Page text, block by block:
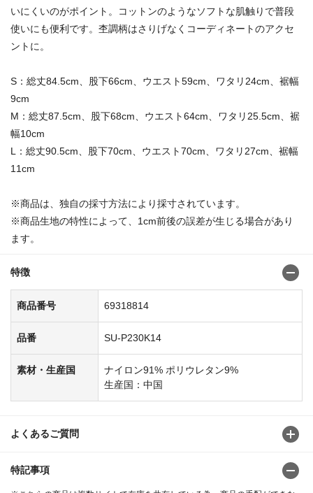
いにくいのがポイント。コットンのようなソフトな肌触りで普段
使いにも便利です。杢調柄はさりげなくコーディネートのアクセ
ントに。
S：総丈84.5cm、股下66cm、ウエスト59cm、ワタリ24cm、裾幅
9cm
M：総丈87.5cm、股下68cm、ウエスト64cm、ワタリ25.5cm、裾
幅10cm
L：総丈90.5cm、股下70cm、ウエスト70cm、ワタリ27cm、裾幅
11cm
※商品は、独自の採寸方法により採寸されています。
※商品生地の特性によって、1cm前後の誤差が生じる場合があり
ます。
特徴
商品番号 69318814
品番 SU-P230K14
素材・生産国
ナイロン91% ポリウレタン9%
生産国：中国
よくあるご質問
特記事項